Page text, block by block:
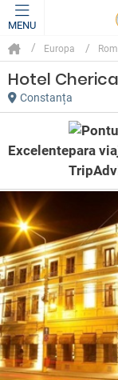
MENU
Europa
Hotel Cherica
Constanța
Excelente